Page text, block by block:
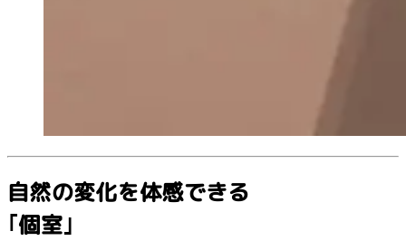
自然の変化を体感できる
｢個室｣